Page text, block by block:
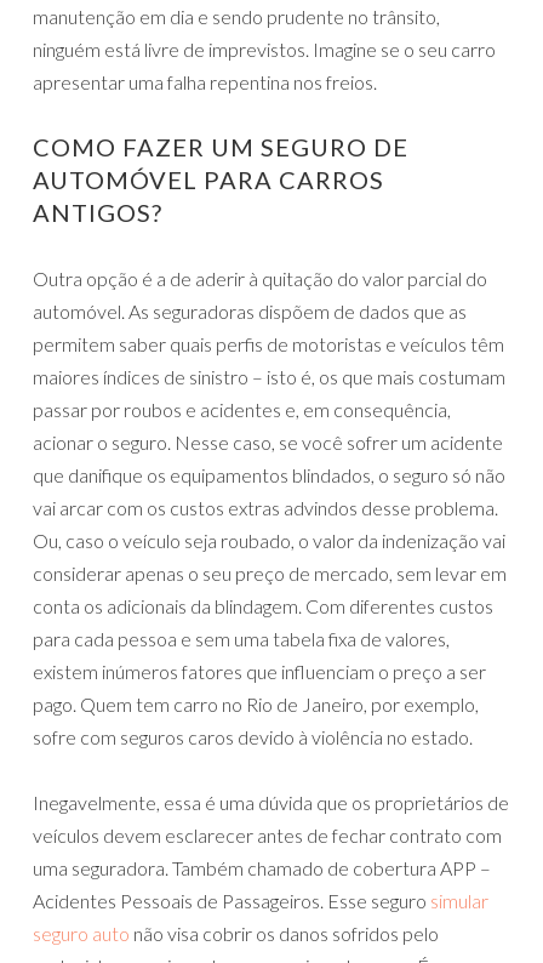
manutenção em dia e sendo prudente no trânsito,
ninguém está livre de imprevistos. Imagine se o seu carro
apresentar uma falha repentina nos freios.
COMO FAZER UM SEGURO DE
AUTOMÓVEL PARA CARROS
ANTIGOS?
Outra opção é a de aderir à quitação do valor parcial do
automóvel. As seguradoras dispõem de dados que as
permitem saber quais perfis de motoristas e veículos têm
maiores índices de sinistro – isto é, os que mais costumam
passar por roubos e acidentes e, em consequência,
acionar o seguro. Nesse caso, se você sofrer um acidente
que danifique os equipamentos blindados, o seguro só não
vai arcar com os custos extras advindos desse problema.
Ou, caso o veículo seja roubado, o valor da indenização vai
considerar apenas o seu preço de mercado, sem levar em
conta os adicionais da blindagem. Com diferentes custos
para cada pessoa e sem uma tabela fixa de valores,
existem inúmeros fatores que influenciam o preço a ser
pago. Quem tem carro no Rio de Janeiro, por exemplo,
sofre com seguros caros devido à violência no estado.
Inegavelmente, essa é uma dúvida que os proprietários de
veículos devem esclarecer antes de fechar contrato com
uma seguradora. Também chamado de cobertura APP –
Acidentes Pessoais de Passageiros. Esse seguro simular
seguro auto não visa cobrir os danos sofridos pelo